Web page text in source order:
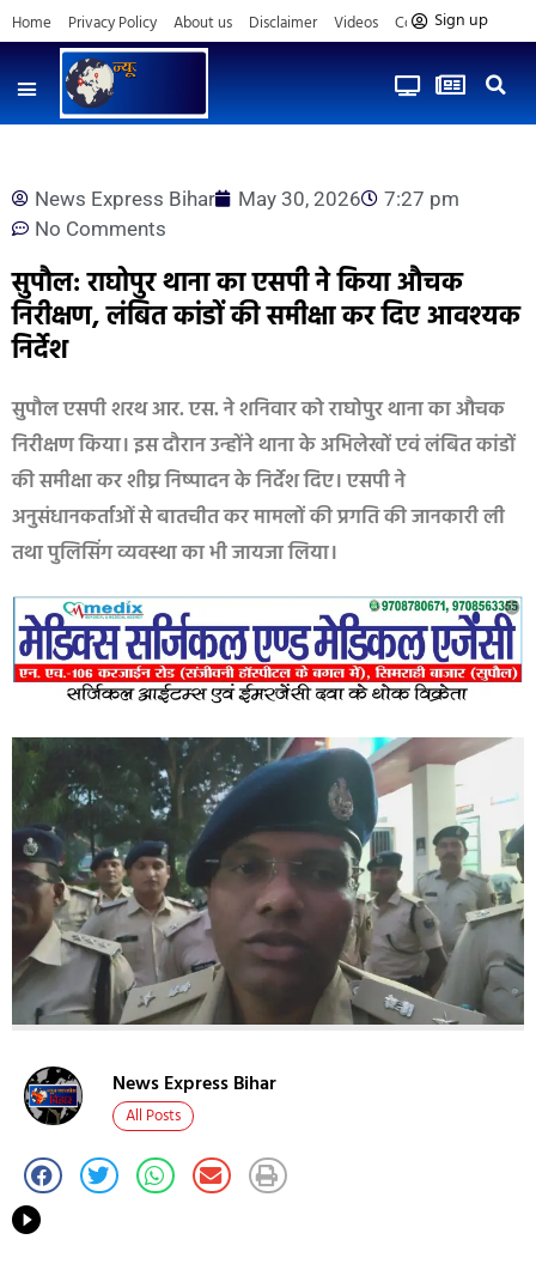
Home Privacy Policy About us Disclaimer Videos Contact us
Sign up
News Express Bihar May 30, 2026
7:27 pm
No Comments
सुपौल: राघोपुर थाना का एसपी ने किया औचक
निरीक्षण, लंबित कांडों की समीक्षा कर दिए आवश्यक
निर्देश
सुपौल एसपी शरथ आर. एस. ने शनिवार को राघोपुर थाना का औचक
निरीक्षण किया। इस दौरान उन्होंने थाना के अभिलेखों एवं लंबित कांडों
की समीक्षा कर शीघ्र निष्पादन के निर्देश दिए। एसपी ने
अनुसंधानकर्ताओं से बातचीत कर मामलों की प्रगति की जानकारी ली
तथा पुलिसिंग व्यवस्था का भी जायजा लिया।
News Express Bihar
All Posts